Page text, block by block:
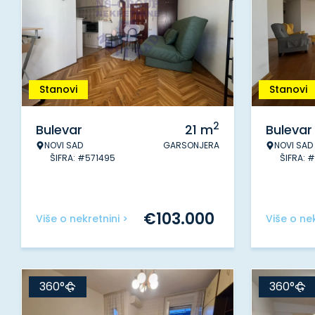
Stanovi
Bulevar
NOVI SAD
ŠIFRA: #571495
21 m2
GARSONJERA
Više o nekretnini > €103.000
Stanovi
Bulevar
NOVI SAD
ŠIFRA:
Više o
360° 360°